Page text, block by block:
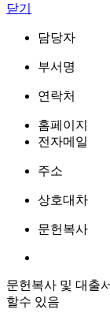
닫기
담당자
부서명
연락처
홈페이지
전자메일
주소
상호대차
문헌복사
문헌복사 및 대출
할수 있음